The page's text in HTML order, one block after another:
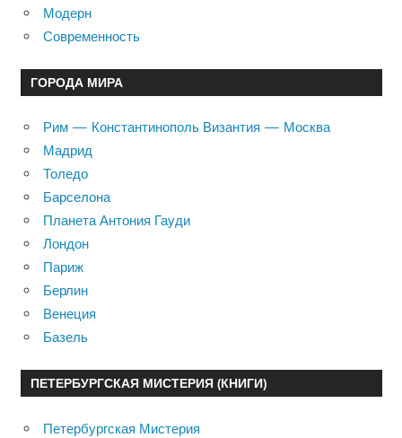
Модерн
Современность
ГОРОДА МИРА
Рим — Константинополь Византия — Москва
Мадрид
Толедо
Барселона
Планета Антония Гауди
Лондон
Париж
Берлин
Венеция
Базель
ПЕТЕРБУРГСКАЯ МИСТЕРИЯ (КНИГИ)
Петербургская Мистерия